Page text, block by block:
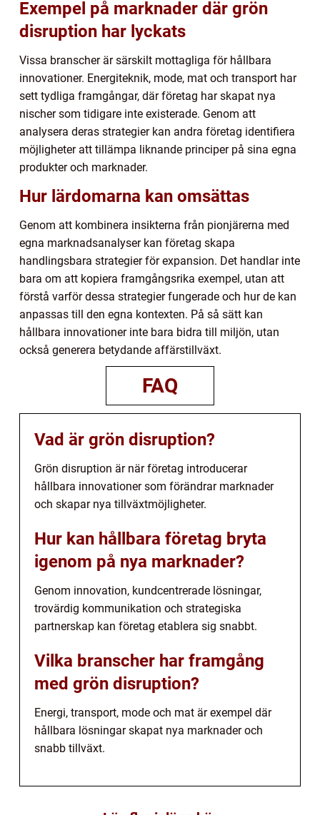
Exempel på marknader där grön
disruption har lyckats
Vissa branscher är särskilt mottagliga för hållbara
innovationer. Energiteknik, mode, mat och transport har
sett tydliga framgångar, där företag har skapat nya
nischer som tidigare inte existerade. Genom att
analysera deras strategier kan andra företag identifiera
möjligheter att tillämpa liknande principer på sina egna
produkter och marknader.
Hur lärdomarna kan omsättas
Genom att kombinera insikterna från pionjärerna med
egna marknadsanalyser kan företag skapa
handlingsbara strategier för expansion. Det handlar inte
bara om att kopiera framgångsrika exempel, utan att
förstå varför dessa strategier fungerade och hur de kan
anpassas till den egna kontexten. På så sätt kan
hållbara innovationer inte bara bidra till miljön, utan
också generera betydande affärstillväxt.
FAQ
Vad är grön disruption?
Grön disruption är när företag introducerar
hållbara innovationer som förändrar marknader
och skapar nya tillväxtmöjligheter.
Hur kan hållbara företag bryta
igenom på nya marknader?
Genom innovation, kundcentrerade lösningar,
trovärdig kommunikation och strategiska
partnerskap kan företag etablera sig snabbt.
Vilka branscher har framgång
med grön disruption?
Energi, transport, mode och mat är exempel där
hållbara lösningar skapat nya marknader och
snabb tillväxt.